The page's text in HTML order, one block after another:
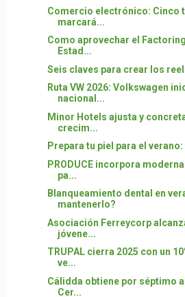
Comercio electrónico: Cinco
marcará...
Como aprovechar el
Estad...
Seis claves para crear los
Ruta VW 2026: Volkswagen
nacional...
Minor Hotels ajusta y
crecim...
Prepara tu piel para el
PRODUCE incorpora
pa...
Blanqueamiento dental en
mantenerlo?
Asociación Ferreycorp
jóvene...
TRUPAL cierra 2025 con un
ve...
Cálidda obtiene por séptimo
Cer...